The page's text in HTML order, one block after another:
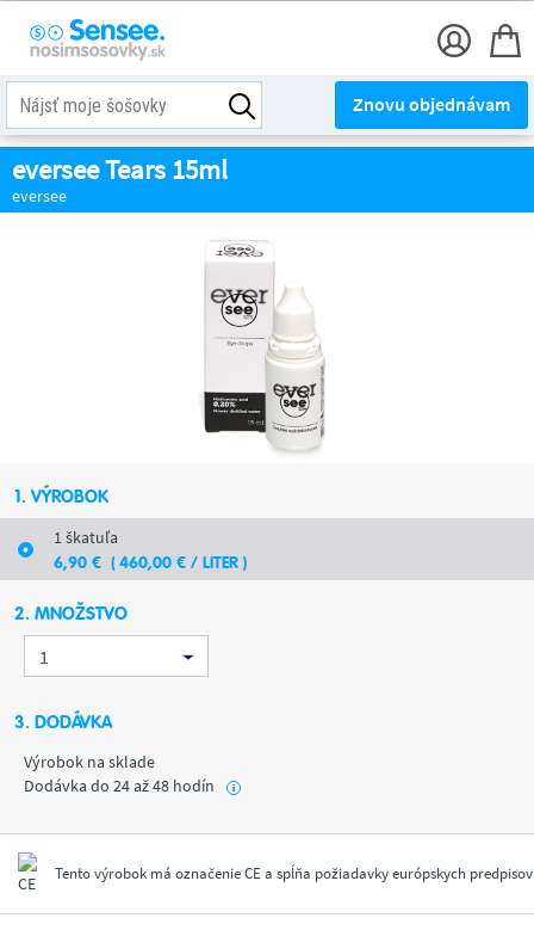
Znovu objednávam
eversee Tears 15ml
eversee
1. VÝROBOK
1 škatuľa
6,90 € ( 460,00 € / LITER )
2. MNOŽSTVO
3. DODÁVKA
Výrobok na sklade
Dodávka do 24 až 48 hodín
i
Tento výrobok má označenie CE a spĺňa požiadavky európskych predpisov